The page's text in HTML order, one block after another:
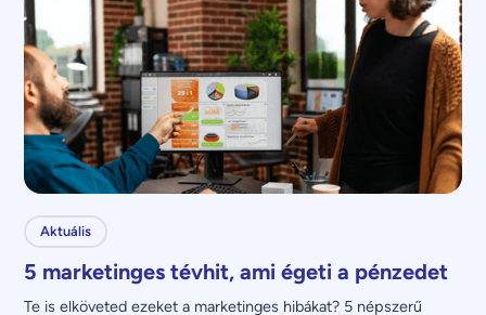
Aktuális
5 marketinges tévhit, ami égeti a pénzedet
Te is elköveted ezeket a marketinges hibákat? 5 népszerű